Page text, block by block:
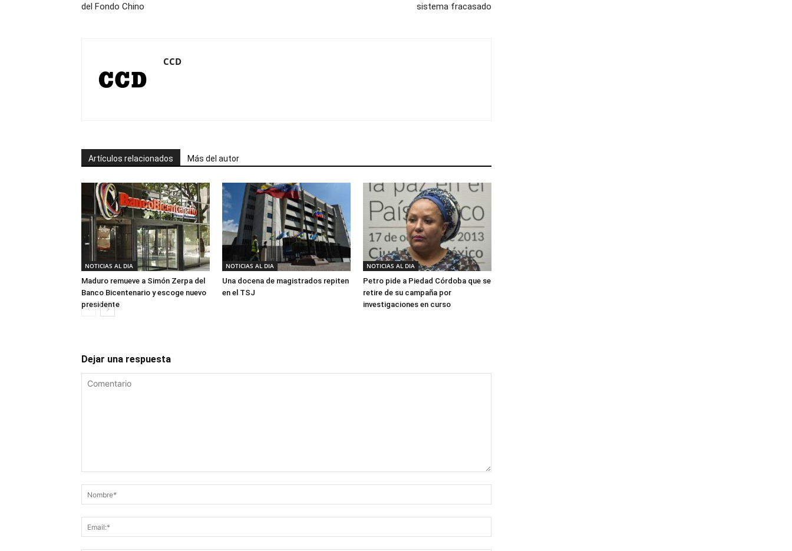
del Fondo Chino
sistema fracasado
CCD
Artículos relacionados Más del autor
NOTICIAS AL DIA
Maduro remueve a Simón Zerpa del
Banco Bicentenario y escoge nuevo
presidente
NOTICIAS AL DIA
Una docena de magistrados repiten
en el TSJ
NOTICIAS AL DIA
Petro pide a Piedad Córdoba que se
retire de su campaña por
investigaciones en curso
Dejar una respuesta